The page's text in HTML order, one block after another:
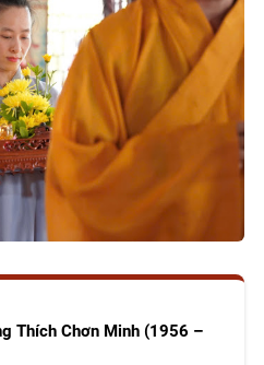
Thích Chơn Minh (1956 –